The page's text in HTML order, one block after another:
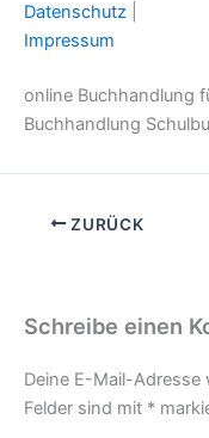
Datenschutz
Impressum
online Buchhandlung
Buchhandlung
ZURÜCK
Schreibe einen
Deine E-Mail-
Felder sind mit *